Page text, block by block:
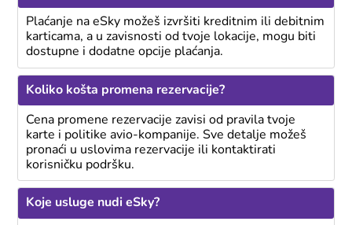
Plaćanje na eSky možeš izvršiti kreditnim ili debitnim
karticama, a u zavisnosti od tvoje lokacije, mogu biti
dostupne i dodatne opcije plaćanja.
Koliko košta promena rezervacije?
Cena promene rezervacije zavisi od pravila tvoje
karte i politike avio-kompanije. Sve detalje možeš
pronaći u uslovima rezervacije ili kontaktirati
korisničku podršku.
Koje usluge nudi eSky?